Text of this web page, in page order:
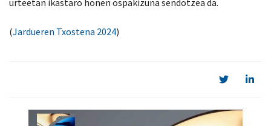
urteetan ikastaro honen ospakizuna sendotzea da.
(Jardueren Txostena 2024)